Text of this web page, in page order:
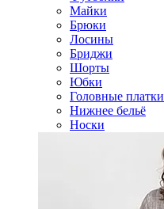
Майки
Брюки
Лосины
Бриджи
Шорты
Юбки
Головные платки
Нижнее бельё
Носки